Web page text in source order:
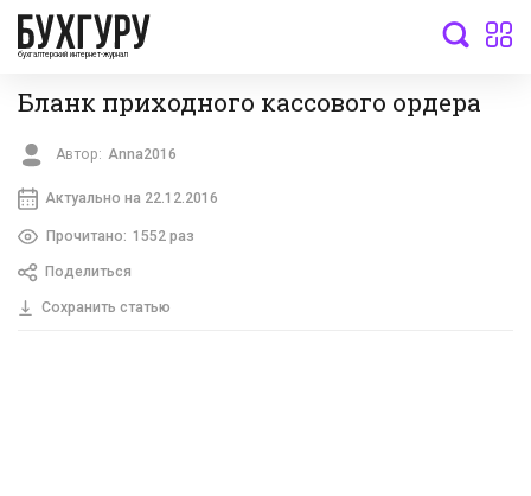
бухгалтерский интернет-журнал
Бланк приходного кассового ордера
Автор: Anna2016
Актуально на 22.12.2016
Прочитано: 1552 раз
Поделиться
Сохранить статью